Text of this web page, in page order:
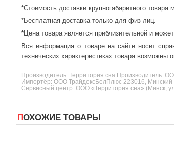
*Стоимость доставки крупногабаритного товара
*Бесплатная доставка только для физ лиц.
*Цена товара является приблизительной и
Вся информация о товаре на сайте носит
технических характеристиках товара
Производитель: Территория сна Производитель:
Импортёр: ООО ТрайдексБелПлюс 223016, Минский
Сервисный центр: ООО «Территория сна» (Минск,
ПОХОЖИЕ ТОВАРЫ